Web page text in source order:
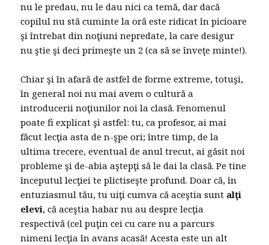
nu le predau, nu le dau nici ca temă, dar dacă
copilul nu stă cuminte la oră este ridicat în picioare
şi întrebat din noţiuni nepredate, la care desigur
nu ştie şi deci primeşte un 2 (ca să se înveţe minte!).
Chiar şi în afară de astfel de forme extreme, totuşi,
în general noi nu mai avem o cultură a
introducerii noţiunilor noi la clasă. Fenomenul
poate fi explicat şi astfel: tu, ca profesor, ai mai
făcut lecţia asta de n-şpe ori; între timp, de la
ultima trecere, eventual de anul trecut, ai găsit noi
probleme şi de-abia aştepţi să le dai la clasă. Pe tine
începutul lecţiei te plictiseşte profund. Doar că, în
entuziasmul tău, tu uiţi cumva că aceştia sunt alţi
elevi, că aceştia habar nu au despre lecţia
respectivă (cel puţin cei cu care nu a parcurs
nimeni lecţia în avans acasă! Acesta este un alt